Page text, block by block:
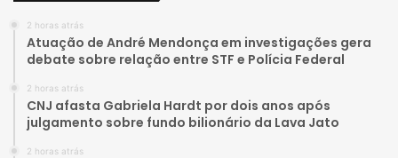
b
e
a
g
r
2 horas atrás
Atuação de André Mendonça em investigações gera
debate sobre relação entre STF e Polícia Federal
2 horas atrás
CNJ afasta Gabriela Hardt por dois anos após
julgamento sobre fundo bilionário da Lava Jato
2 horas atrás